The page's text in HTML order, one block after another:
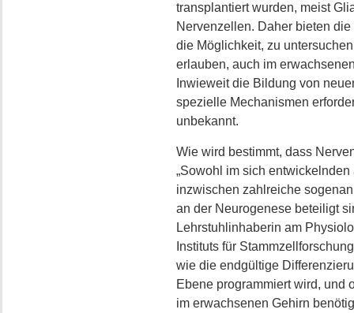
transplantiert wurden, meist
Nervenzellen. Daher bieten
die Möglichkeit, zu
erlauben, auch im
Inwieweit die Bildung von
spezielle Mechanismen
unbekannt.
Wie wird bestimmt, dass
„Sowohl im sich
inzwischen zahlreiche
an der Neurogenese beteiligt
Lehrstuhlinhaberin am
Instituts für
wie die endgültige
Ebene programmiert wird, und
im erwachsenen Gehirn